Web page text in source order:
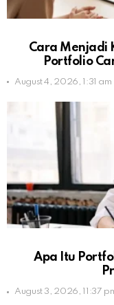
Cara Menjadi
Portfolio
August 4, 2026, 1:31 am
Apa Itu
August 3, 2026, 11:37